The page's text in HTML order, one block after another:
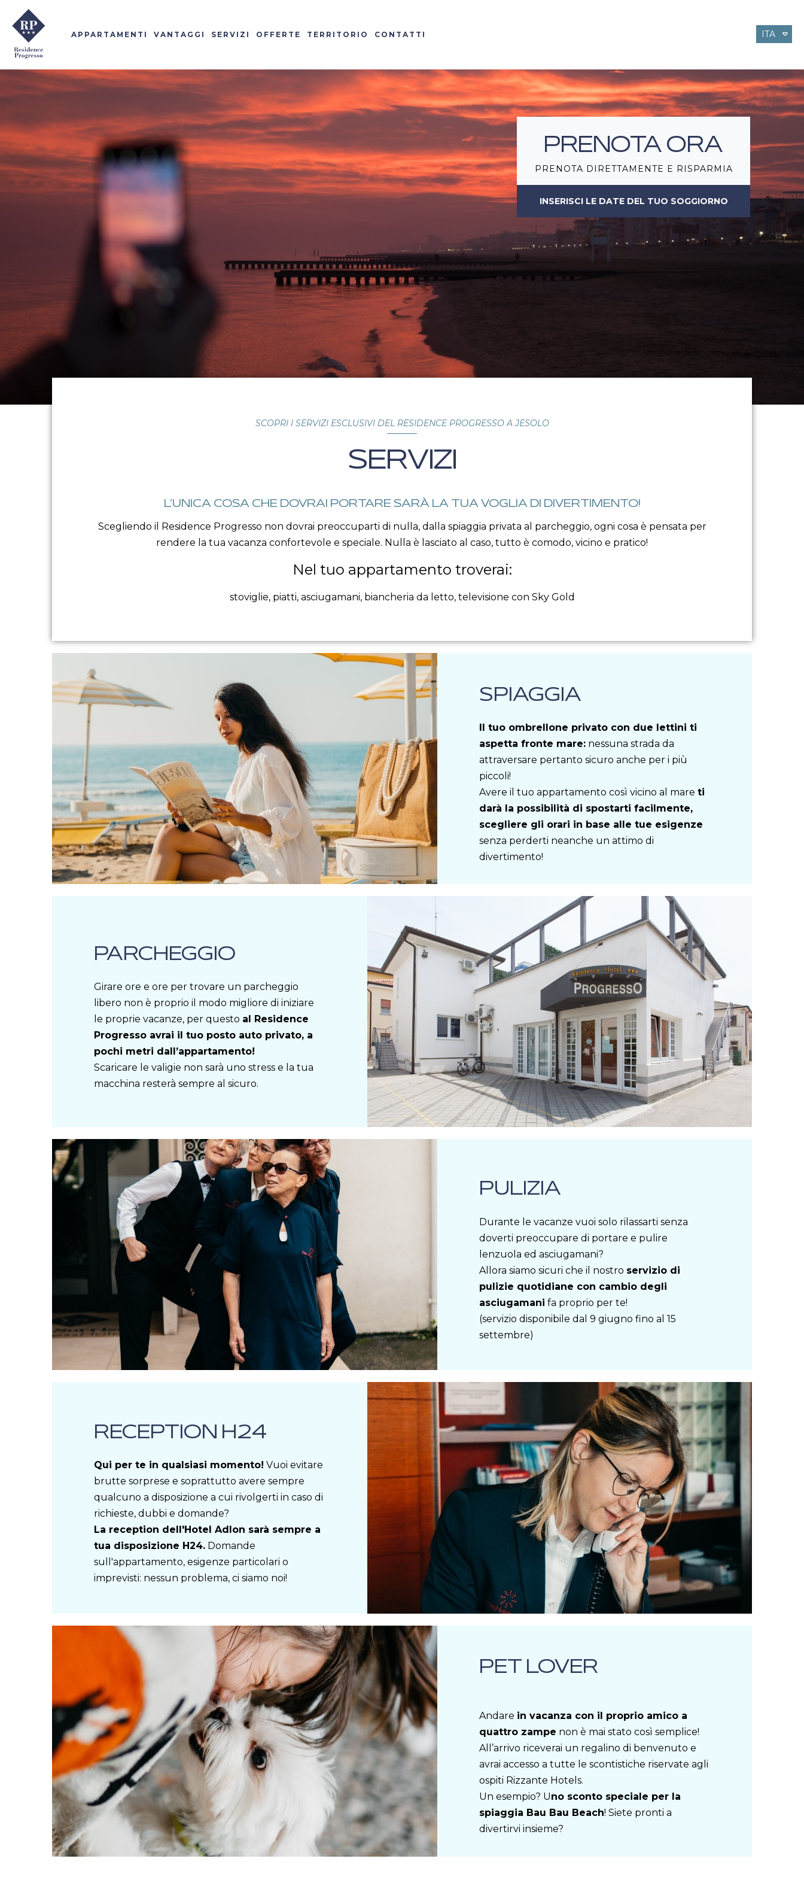
APPARTAMENTI VANTAGGI SERVIZI OFFERTE TERRITORIO CONTATTI ITA
PRENOTA ORA
PRENOTA DIRETTAMENTE E RISPARMIA
INSERISCI LE DATE DEL TUO SOGGIORNO
SCOPRI I SERVIZI ESCLUSIVI DEL RESIDENCE PROGRESSO A JESOLO
SERVIZI
L’UNICA COSA CHE DOVRAI PORTARE SARÀ LA TUA VOGLIA DI DIVERTIMENTO!
Scegliendo il Residence Progresso non dovrai preoccuparti di nulla, dalla spiaggia privata al parcheggio, ogni cosa è pensata per
rendere la tua vacanza confortevole e speciale. Nulla è lasciato al caso, tutto è comodo, vicino e pratico!
Nel tuo appartamento troverai:
stoviglie, piatti, asciugamani, biancheria da letto, televisione con Sky Gold
SPIAGGIA
Il tuo ombrellone privato con due lettini ti
aspetta fronte mare:nessuna strada da
attraversare pertanto sicuro anche per i più
piccoli!
Avere il tuo appartamento così vicino al mare ti
darà la possibilità di spostarti facilmente,
scegliere gli orari in base alle tue esigenze
senza perderti neanche un attimo di
divertimento!
PARCHEGGIO
Girare ore e ore per trovare un parcheggio
libero non è proprio il modo migliore di iniziare
le proprie vacanze, per questo al Residence
Progresso avrai il tuo posto auto privato, a
pochi metri dall’appartamento!
Scaricare le valigie non sarà uno stress e la tua
macchina resterà sempre al sicuro.
PULIZIA
Durante le vacanze vuoi solo rilassarti senza
doverti preoccupare di portare e pulire
lenzuola ed asciugamani?
Allora siamo sicuri che il nostro servizio di
pulizie quotidiane con cambio degli
asciugamani fa proprio per te!
(servizio disponibile dal 9 giugno fino al 15
settembre)
RECEPTION H24
Qui per te in qualsiasi momento! Vuoi evitare
brutte sorprese e soprattutto avere sempre
qualcuno a disposizione a cui rivolgerti in caso di
richieste, dubbi e domande?
La reception dell'Hotel Adlon sarà sempre a
tua disposizione H24. Domande
sull'appartamento, esigenze particolari o
imprevisti: nessun problema, ci siamo noi!
PET LOVER
Andare in vacanza con il proprio amico a
quattro zampe non è mai stato così semplice!
All’arrivo riceverai un regalino di benvenuto e
avrai accesso a tutte le scontistiche riservate agli
ospiti Rizzante Hotels.
Un esempio? Uno sconto speciale per la
spiaggia Bau Bau Beach! Siete pronti a
divertirvi insieme?